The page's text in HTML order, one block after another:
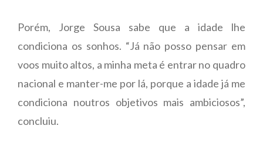
Porém, Jorge Sousa sabe que a idade lhe
condiciona os sonhos. “Já não posso pensar em
voos muito altos, a minha meta é entrar no quadro
nacional e manter-me por lá, porque a idade já me
condiciona noutros objetivos mais ambiciosos”,
concluiu.